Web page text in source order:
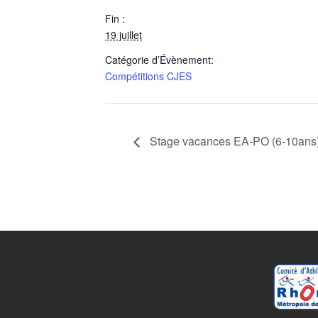
Fin :
19 juillet
Catégorie d’Évènement:
Compétitions CJES
Stage vacances EA-PO (6-